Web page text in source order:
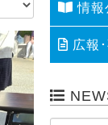
情報
広報